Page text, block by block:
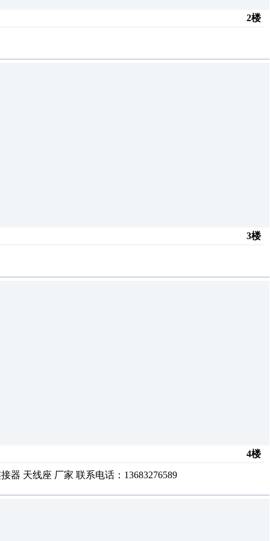
2楼
3楼
4楼
器 天线座 厂家 联系电话：13683276589